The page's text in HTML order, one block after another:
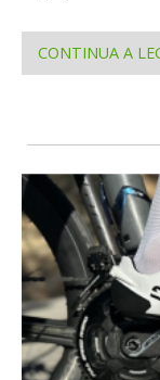
CONTINUA A